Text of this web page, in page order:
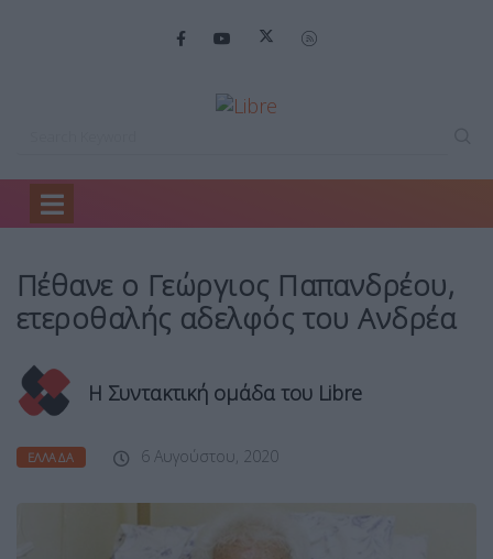
Home
Πέθανε ο Γεώργιος Παπανδρέου,
ετεροθαλής αδελφός του Ανδρέα
Η Συντακτική ομάδα του Libre
ΕΛΛΆΔΑ 6 Αυγούστου, 2020